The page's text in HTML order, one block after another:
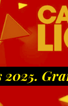
2025.